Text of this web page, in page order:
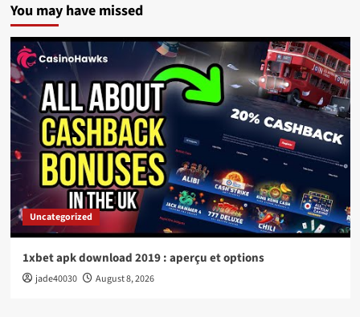
You may have missed
Uncategorized
1xbet apk download 2019 : aperçu et options
jade40030 August 8, 2026